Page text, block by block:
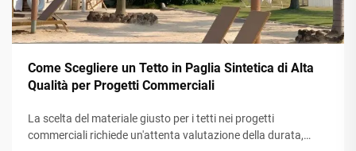
Come Scegliere un Tetto in Paglia Sintetica di Alta
Qualità per Progetti Commerciali
La scelta del materiale giusto per i tetti nei progetti
commerciali richiede un'attenta valutazione della durata,